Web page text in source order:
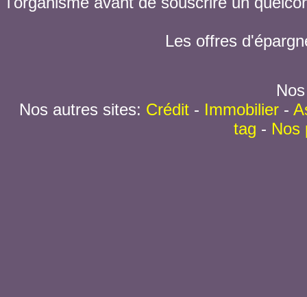
Les offres
Nos autres sites: Crédit- Immobilier-
tag - Nos